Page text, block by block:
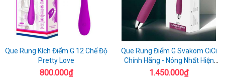
Que Rung Kích Điểm G 12 Chế Độ
Pretty Love
800.000₫
Que Rung Điểm G Svakom CiCi
Chính Hãng - Nóng Nhất Hiện
Nay
1.450.000₫